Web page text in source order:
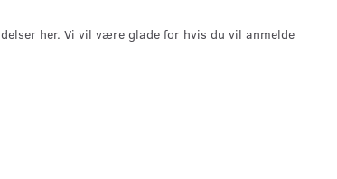
her. Vi vil være glade for hvis du vil anmelde